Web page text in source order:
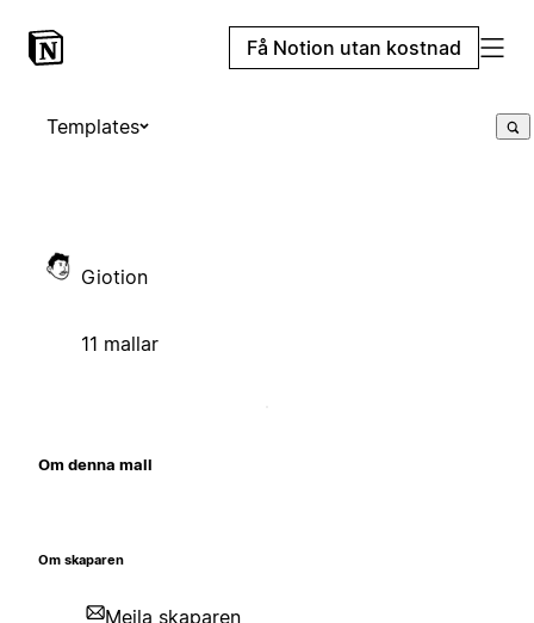
Få Notion utan kostnad
Templates
Giotion
11 mallar
Om denna mall
Om skaparen
Mejla skaparen